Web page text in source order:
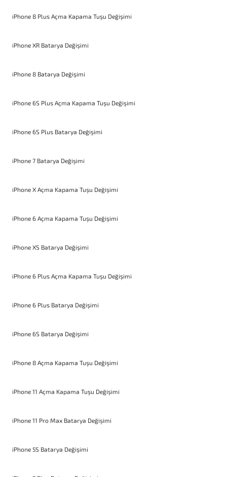
iPhone 8 Plus Açma Kapama Tuşu Değişimi
iPhone XR Batarya Değişimi
iPhone 8 Batarya Değişimi
iPhone 6S Plus Açma Kapama Tuşu Değişimi
iPhone 6S Plus Batarya Değişimi
iPhone 7 Batarya Değişimi
iPhone X Açma Kapama Tuşu Değişimi
iPhone 6 Açma Kapama Tuşu Değişimi
iPhone XS Batarya Değişimi
iPhone 6 Plus Açma Kapama Tuşu Değişimi
iPhone 6 Plus Batarya Değişimi
iPhone 6S Batarya Değişimi
iPhone 8 Açma Kapama Tuşu Değişimi
iPhone 11 Açma Kapama Tuşu Değişimi
iPhone 11 Pro Max Batarya Değişimi
iPhone 5S Batarya Değişimi